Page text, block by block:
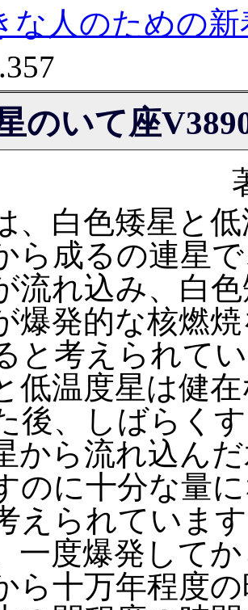
な人のための新
のいて座
、白色矮星と
ら成るの連星
流れ込み、白
爆発的な核燃
と考えられて
低温度星は健
後、しばらく
から流れ込ん
のに十分な量
えられていま
一度爆発して
ら十万年程度